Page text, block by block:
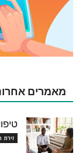
מאמרים
זירת